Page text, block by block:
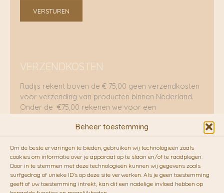
Beheer toestemming
Om de beste ervaringen te bieden, gebruiken wij technologieën zoals
cookies om informatie over je apparaat op te slaan en/of te raadplegen.
Door in te stemmen met deze technologieën kunnen wij gegevens zoals
surfgedrag of unieke ID's op deze site verwerken. Als je geen toestemming
geeft of uw toestemming intrekt, kan dit een nadelige invloed hebben op
VERSTUREN
VERZENDKOSTEN
Radijs rekent boven de € 75,00 geen verzendkosten
voor verzending van producten binnen Nederland.
Onder de €75,00 rekenen we voor een
RADIJS werkt samen met de duurzame bezorgdienst
vanFietskoeriers.nl. Pakketten (mits voorradig) voor
10.00 uur besteld op een doordeweekse dag,
bezorgen zij soms nog op dezelfde dag in de